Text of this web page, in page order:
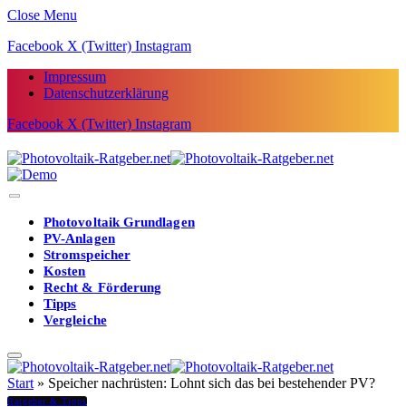
Close Menu
Facebook X (Twitter) Instagram
Impressum
Datenschutzerklärung
Facebook X (Twitter) Instagram
Photovoltaik Grundlagen
PV-Anlagen
Stromspeicher
Kosten
Recht & Förderung
Tipps
Vergleiche
Start » Speicher nachrüsten: Lohnt sich das bei bestehender PV?
Ratgeber & Tipps